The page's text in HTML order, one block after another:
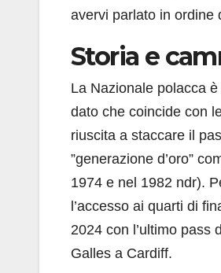
avervi parlato in ordine
Storia e
La Nazionale polacca
dato che coincide con
riuscita a staccare il
”generazione d’oro”
1974 e nel 1982 ndr).
l’accesso ai quarti di
2024 con l’ultimo pass
Galles a Cardiff.